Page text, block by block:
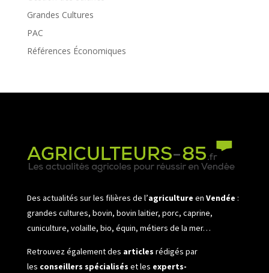
Grandes Cultures
PAC
Références Économiques
Des actualités sur les filières de l’agriculture en Vendée :
grandes cultures, bovin, bovin laitier, porc, caprine,
cuniculture, volaille, bio, équin, métiers de la mer…
Retrouvez également des articles rédigés par
les conseillers spécialisés et les experts-